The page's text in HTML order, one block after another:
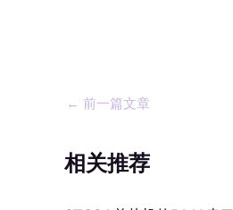
← 前一篇文章
相关推荐